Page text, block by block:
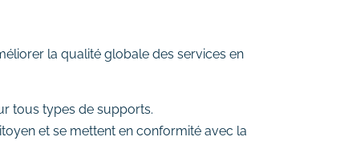
la qualité globale des services en
tous types de supports.
et se mettent en conformité avec la